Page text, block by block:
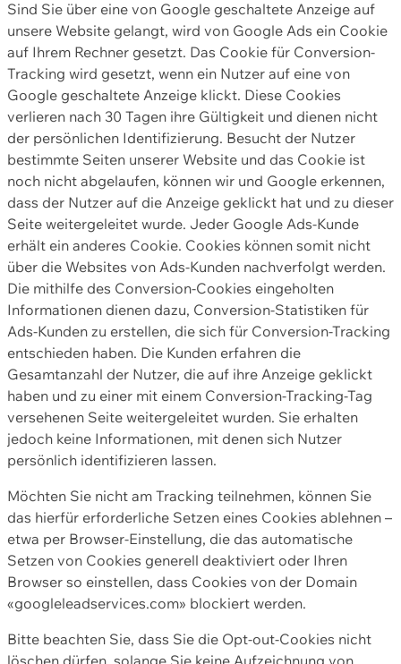
Sind Sie über eine von Google geschaltete Anzeige auf
unsere Website gelangt, wird von Google Ads ein Cookie
auf Ihrem Rechner gesetzt. Das Cookie für Conversion-
Tracking wird gesetzt, wenn ein Nutzer auf eine von
Google geschaltete Anzeige klickt. Diese Cookies
verlieren nach 30 Tagen ihre Gültigkeit und dienen nicht
der persönlichen Identifizierung. Besucht der Nutzer
bestimmte Seiten unserer Website und das Cookie ist
noch nicht abgelaufen, können wir und Google erkennen,
dass der Nutzer auf die Anzeige geklickt hat und zu dieser
Seite weitergeleitet wurde. Jeder Google Ads-Kunde
erhält ein anderes Cookie. Cookies können somit nicht
über die Websites von Ads-Kunden nachverfolgt werden.
Die mithilfe des Conversion-Cookies eingeholten
Informationen dienen dazu, Conversion-Statistiken für
Ads-Kunden zu erstellen, die sich für Conversion-Tracking
entschieden haben. Die Kunden erfahren die
Gesamtanzahl der Nutzer, die auf ihre Anzeige geklickt
haben und zu einer mit einem Conversion-Tracking-Tag
versehenen Seite weitergeleitet wurden. Sie erhalten
jedoch keine Informationen, mit denen sich Nutzer
persönlich identifizieren lassen.
Möchten Sie nicht am Tracking teilnehmen, können Sie
das hierfür erforderliche Setzen eines Cookies ablehnen –
etwa per Browser-Einstellung, die das automatische
Setzen von Cookies generell deaktiviert oder Ihren
Browser so einstellen, dass Cookies von der Domain
«googleleadservices.com» blockiert werden.
Bitte beachten Sie, dass Sie die Opt-out-Cookies nicht